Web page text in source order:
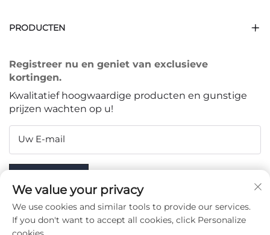
PRODUCTEN
Registreer nu en geniet van exclusieve
kortingen.
Kwalitatief hoogwaardige producten en gunstige
prijzen wachten op u!
Uw E-mail
We value your privacy
We use cookies and similar tools to provide our services.
If you don't want to accept all cookies, click Personalize